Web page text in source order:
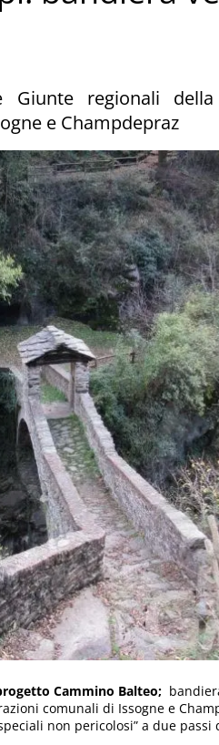
Giunte regionali
e Champdepraz
Cammino Balteo;
comunali di Issogne e
non pericolosi” a due